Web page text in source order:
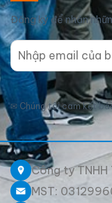
Đăng ký để nhận
✉ Chúng tôi cam kết
Công ty TNHH
MST: